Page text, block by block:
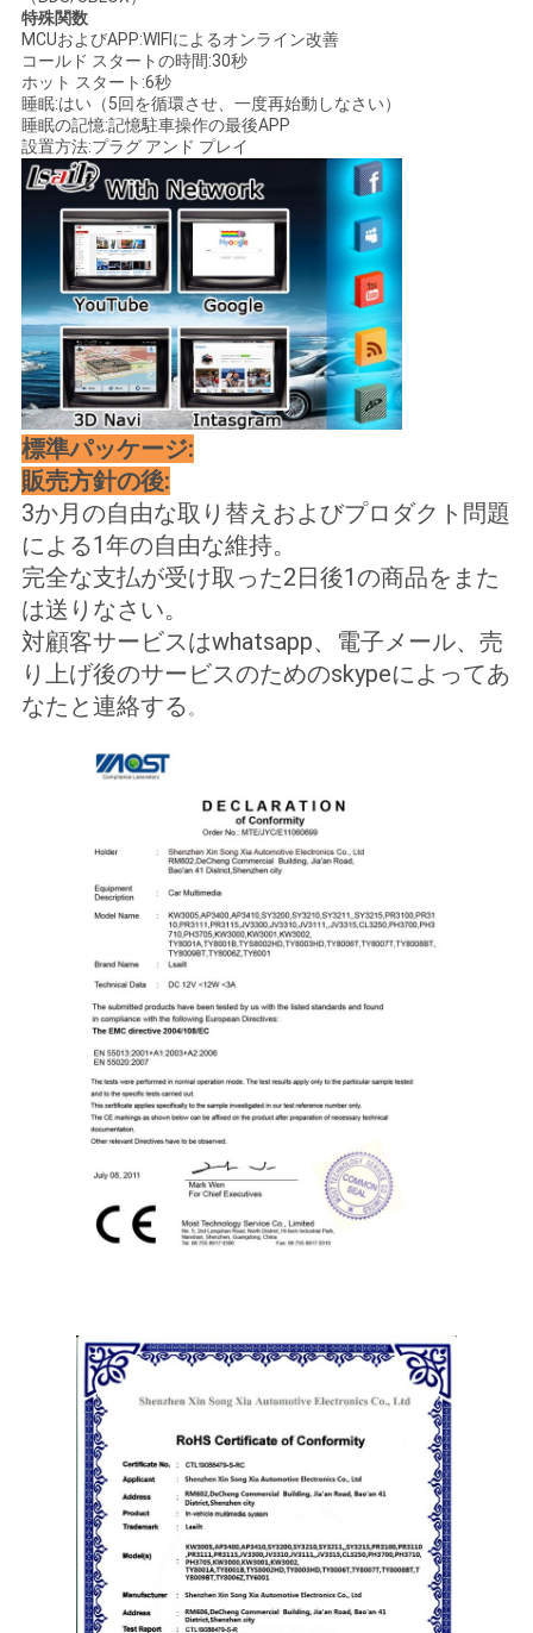
特殊関数
MCUおよびAPP:WIFIによるオンライン改善
コールド スタートの時間:30秒
ホット スタート:6秒
睡眠:はい（5回を循環させ、一度再始動しなさい）
睡眠の記憶:記憶駐車操作の最後APP
設置方法:プラグ アンド プレイ
標準パッケージ:
販売方針の後:
3か月の自由な取り替えおよびプロダクト問題
による1年の自由な維持。
完全な支払が受け取った2日後1の商品をまた
は送りなさい。
対顧客サービスはwhatsapp、電子メール、売
り上げ後のサービスのためのskypeによってあ
なたと連絡する 。